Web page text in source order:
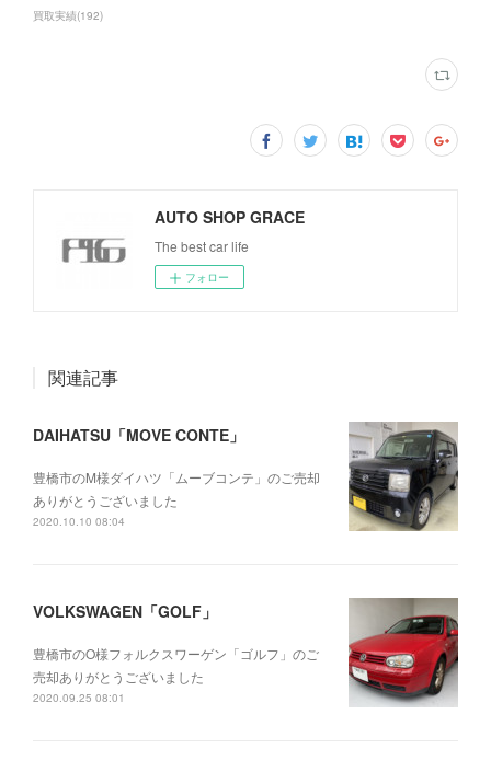
買取実績(192)
AUTO SHOP GRACE
The best car life
フォロー
関連記事
DAIHATSU「MOVE CONTE」
豊橋市のM様ダイハツ「ムーブコンテ」のご売却
ありがとうございました
2020.10.10 08:04
VOLKSWAGEN「GOLF」
豊橋市のO様フォルクスワーゲン「ゴルフ」のご
売却ありがとうございました
2020.09.25 08:01